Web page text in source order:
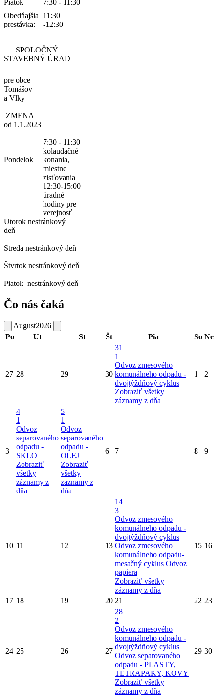
Piatok
7:30 - 11:30
Obedňajšia
prestávka:
11:30
-12:30
SPOLOČNÝ
STAVEBNÝ ÚRAD
pre obce
Tomášov
a Vlky
ZMENA
od 1.1.2023
Pondelok
7:30 - 11:30
kolaudačné
konania,
miestne
zisťovania
12:30-15:00
úradné
hodiny pre
verejnosť
Utorok nestránkový
deň
Streda nestránkový deň
Štvrtok nestránkový deň
Piatok nestránkový deň
Čo nás čaká
August2026
Po
Ut St Št Pia So Ne
27 28 29 30
31
1
Odvoz zmesového
komunálneho odpadu -
dvojtýždňový cyklus
Zobraziť všetky
záznamy z dňa
1 2
3
4
1
Odvoz
separovaného
odpadu -
SKLO
Zobraziť
všetky
záznamy z
dňa
5
1
Odvoz
separovaného
odpadu -
OLEJ
Zobraziť
všetky
záznamy z
dňa
6 7 8 9
10 11 12 13
14
3
Odvoz zmesového
komunálneho odpadu -
dvojtýždňový cyklus
Odvoz zmesového
komunálneho odpadu-
mesačný cyklus Odvoz
papiera
Zobraziť všetky
záznamy z dňa
15 16
17 18 19 20 21 22 23
24 25 26 27
28
2
Odvoz zmesového
komunálneho odpadu -
dvojtýždňový cyklus
Odvoz separovaného
odpadu - PLASTY,
TETRAPAKY, KOVY
Zobraziť všetky
záznamy z dňa
29 30